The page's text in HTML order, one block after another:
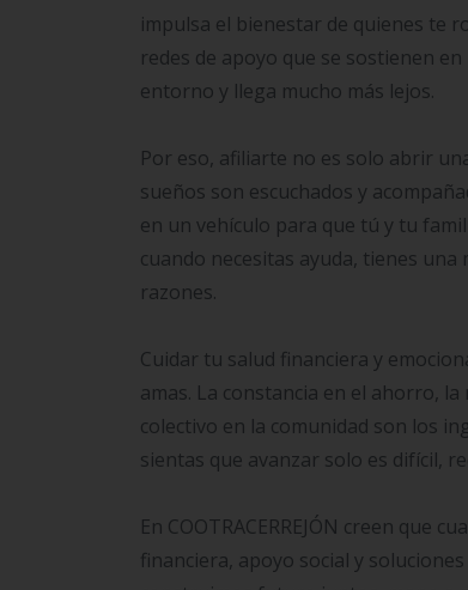
impulsa el bienestar de quienes te
redes de apoyo que se sostienen
entorno y llega mucho más lejos.
Por eso, afiliarte no es solo abrir
sueños son escuchados y
en un vehículo para que tú y tu
cuando necesitas ayuda, tienes
razones.
Cuidar tu salud financiera y
amas. La constancia en el ahorro,
colectivo en la comunidad son los
sientas que avanzar solo es difícil,
En COOTRACERREJÓN creen que
financiera, apoyo social y